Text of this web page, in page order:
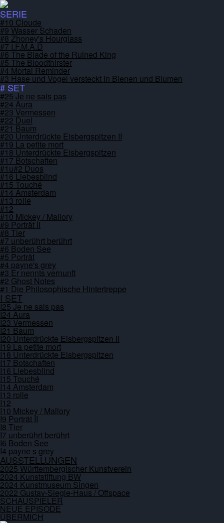
SERIE
#10 Cloude
#9 Wasser Schaden
#8 Zhoney's Hourglass
#7 I.F.M.A.D
#6 The Blade of the Ruined King
#5 The Bloodthirster
#4 Mortal Reminder
#3 Hase und Vogel versteckt in Bienen und Blumen
# SET
#25 Je ne sais pas
#24 Aura
#23 Vermessen
#22 Duel
#21 Baum
#20 Unterdrückte Eisbergspitzen II
#19 La petite mort
#18 Unterdrückte Eisbergspitzen
#17 Botschaften
#1u#2 Duos
#16 Liebesblind
#15 Touché
#14 Amsterdam
#13 rolle
#12
#10 Mickey / Mallory
#9 Porträt II
#8 Tier
#7 unberührt berührt
#6 Boden See
#5 Porträt
#4 payne's grey
#3 Er nennts vernunft
#2 Ghost Notes
#1 Die Philosophische Hintertreppe
I SET
I25 Je ne sais pas
I24 Aura
I23 Vermessen
I21 Baum
I20 Unterdrückte Eisbergspitzen II
I19 La petite mort
I18 Unterdrückte Eisbergspitzen
I17 Botschaften
I16 Liebesblind
I15 Touché
I14 Amsterdam
I13 rolle
I12
I10 Mickey / Mallory
I9 Porträt II
I8 Tier
I7 unberührt berührt
I6 Boden See
I4 payne s grey
AUSSTELLUNGEN
2025 Württembergischer Kunstverein
2024 Kunststiftung BW
2024 Kunstmuseum Singen
2022 Gustav-Siegle-Haus / Offspace
SCHAUSPIELER
NEUE EPISODE
ÜBERMICH